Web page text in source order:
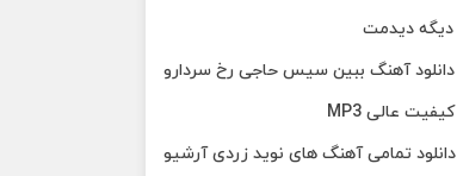
دیگه دیدمت
دانلود آهنگ ببین سیس حاجی رخ سردارو
کیفیت عالی MP3
دانلود تمامی آهنگ های نوید زردی آرشیو